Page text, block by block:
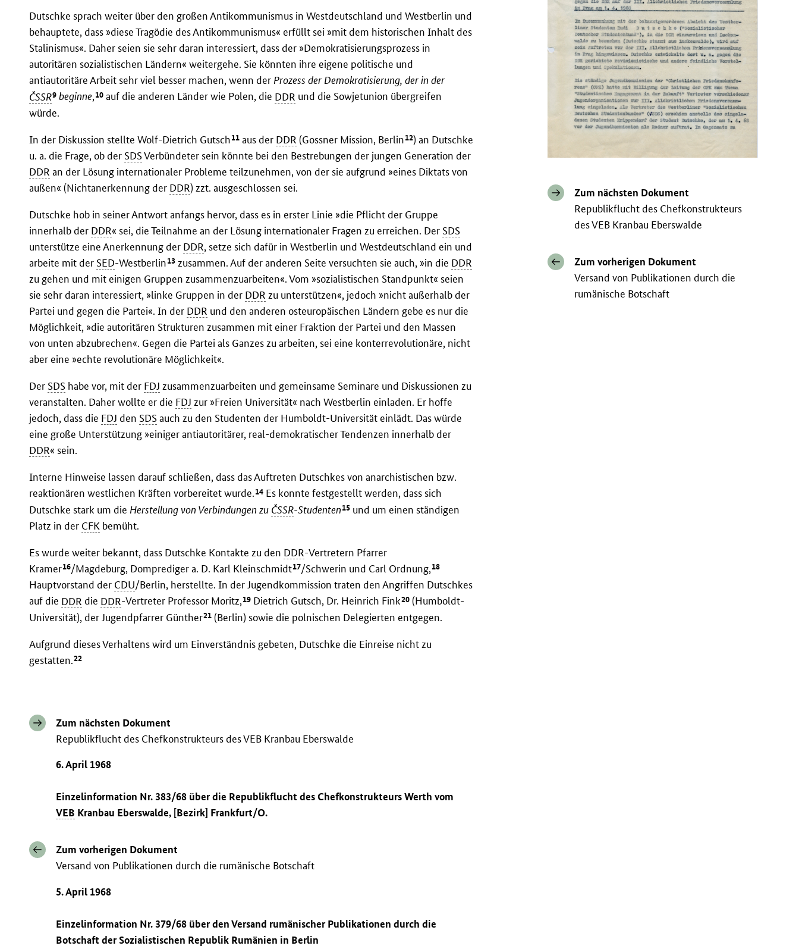
Zum nächsten Dokument
Republikflucht des Chefkonstrukteurs
des VEB Kranbau Eberswalde
Zum vorherigen Dokument
Versand von Publikationen durch die
rumänische Botschaft
Dutschke sprach weiter über den großen Antikommunismus in Westdeutschland und Westberlin und
behauptete, dass »diese Tragödie des Antikommunismus« erfüllt sei »mit dem historischen Inhalt des
Stalinismus«. Daher seien sie sehr daran interessiert, dass der »Demokratisierungsprozess in
autoritären sozialistischen Ländern« weitergehe. Sie könnten ihre eigene politische und
antiautoritäre Arbeit sehr viel besser machen, wenn der Prozess der Demokratisierung, der in der
ČSSR9 beginne,10 auf die anderen Länder wie Polen, die DDR und die Sowjetunion übergreifen
würde.
In der Diskussion stellte Wolf-Dietrich Gutsch11 aus der DDR (Gossner Mission, Berlin12) an Dutschke
u. a. die Frage, ob der SDSVerbündeter sein könnte bei den Bestrebungen der jungen Generation der
DDR an der Lösung internationaler Probleme teilzunehmen, von der sie aufgrund »eines Diktats von
außen« (Nichtanerkennung der DDR) zzt. ausgeschlossen sei.
Dutschke hob in seiner Antwort anfangs hervor, dass es in erster Linie »die Pflicht der Gruppe
innerhalb der DDR« sei, die Teilnahme an der Lösung internationaler Fragen zu erreichen. Der SDS
unterstütze eine Anerkennung der DDR, setze sich dafür in Westberlin und Westdeutschland ein und
arbeite mit der SED-Westberlin13 zusammen. Auf der anderen Seite versuchten sie auch, »in die DDR
zu gehen und mit einigen Gruppen zusammenzuarbeiten«. Vom »sozialistischen Standpunkt« seien
sie sehr daran interessiert, »linke Gruppen in der DDR zu unterstützen«, jedoch »nicht außerhalb der
Partei und gegen die Partei«. In der DDR und den anderen osteuropäischen Ländern gebe es nur die
Möglichkeit, »die autoritären Strukturen zusammen mit einer Fraktion der Partei und den Massen
von unten abzubrechen«. Gegen die Partei als Ganzes zu arbeiten, sei eine konterrevolutionäre, nicht
aber eine »echte revolutionäre Möglichkeit«.
Der SDS habe vor, mit der FDJ zusammenzuarbeiten und gemeinsame Seminare und Diskussionen zu
veranstalten. Daher wollte er die FDJ zur »Freien Universität« nach Westberlin einladen. Er hoffe
jedoch, dass die FDJ den SDSauch zu den Studenten der Humboldt-Universität einlädt. Das würde
eine große Unterstützung »einiger antiautoritärer, real-demokratischer Tendenzen innerhalb der
DDR« sein.
Interne Hinweise lassen darauf schließen, dass das Auftreten Dutschkes von anarchistischen bzw.
reaktionären westlichen Kräften vorbereitet wurde.14 Es konnte festgestellt werden, dass sich
Dutschke stark um die Herstellung von Verbindungen zu ČSSR-Studenten15 und um einen ständigen
Platz in der CFK bemüht.
Es wurde weiter bekannt, dass Dutschke Kontakte zu den DDR-Vertretern Pfarrer
Kramer16/Magdeburg, Domprediger a. D. Karl Kleinschmidt17/Schwerin und Carl Ordnung,18
Hauptvorstand der CDU/Berlin, herstellte. In der Jugendkommission traten den Angriffen Dutschkes
auf die DDR die DDR-Vertreter Professor Moritz,19 Dietrich Gutsch, Dr. Heinrich Fink20 (Humboldt-
Universität), der Jugendpfarrer Günther21 (Berlin) sowie die polnischen Delegierten entgegen.
Aufgrund dieses Verhaltens wird um Einverständnis gebeten, Dutschke die Einreise nicht zu
gestatten.22
Zum nächsten Dokument
Republikflucht des Chefkonstrukteurs des VEB Kranbau Eberswalde
6. April 1968
Einzelinformation Nr. 383/68 über die Republikflucht des Chefkonstrukteurs Werth vom
VEB Kranbau Eberswalde, [Bezirk] Frankfurt/O.
Zum vorherigen Dokument
Versand von Publikationen durch die rumänische Botschaft
5. April 1968
Einzelinformation Nr. 379/68 über den Versand rumänischer Publikationen durch die
Botschaft der Sozialistischen Republik Rumänien in Berlin